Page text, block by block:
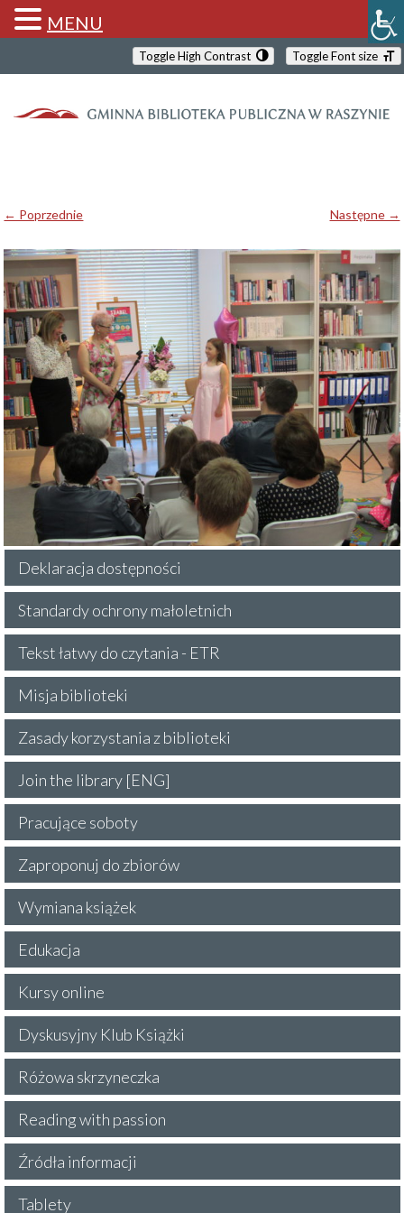
Toggle High Contrast Toggle Font size
← Poprzednie Następne →
Deklaracja dostępności
Standardy ochrony małoletnich
Tekst łatwy do czytania - ETR
Misja biblioteki
Zasady korzystania z biblioteki
Join the library [ENG]
Pracujące soboty
Zaproponuj do zbiorów
Wymiana książek
Edukacja
Kursy online
Dyskusyjny Klub Książki
Różowa skrzyneczka
Reading with passion
Źródła informacji
Tablety
MENU